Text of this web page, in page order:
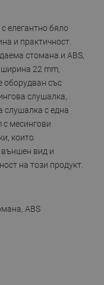
елегантно бяло
и практичност.
стомана и ABS,
22 mm,
оборудван със
слушалка,
слушалка с една
с месингови
които
външен вид и
на този продукт.
ABS